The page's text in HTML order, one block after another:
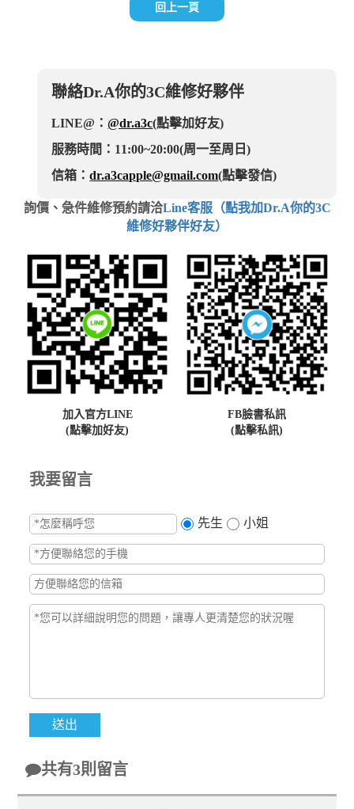
回上一頁
聯絡Dr.A你的3C維修好夥伴
LINE@：@dr.a3c(點擊加好友)
服務時間：11:00~20:00(周一至周日)
信箱：dr.a3capple@gmail.com(點擊發信)
詢價、急件維修預約請洽Line客服（點我加Dr.A你的3C
維修好夥伴好友）
加入官方LINE
(點擊加好友)
FB臉書私訊
(點擊私訊)
我要留言
先生 小姐
共有3則留言